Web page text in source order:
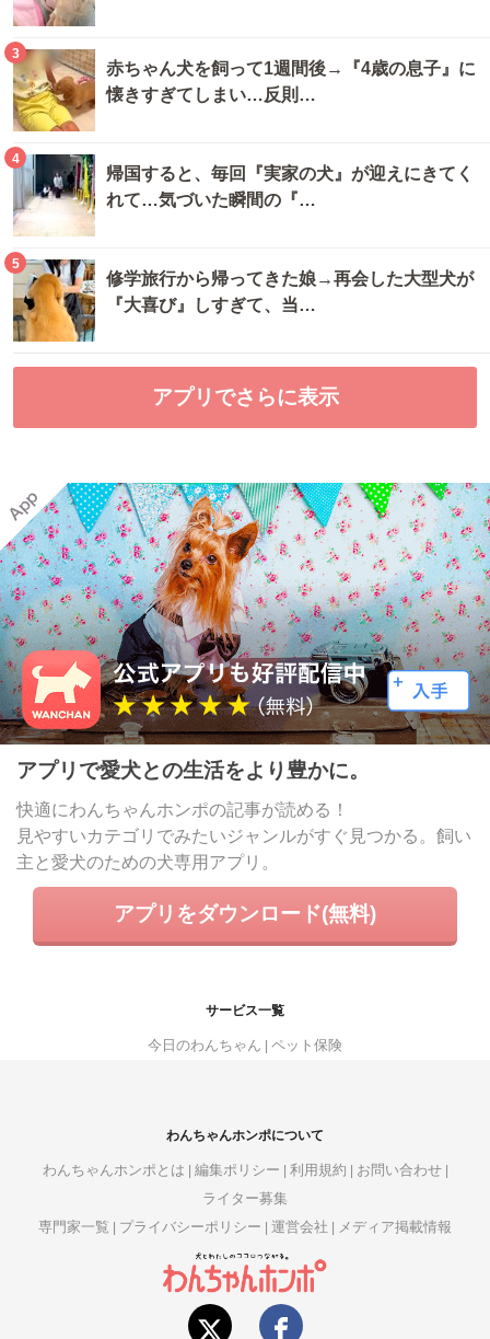
3
赤ちゃん犬を飼って1週間後→『4歳の息子』に
懐きすぎてしまい…反則…
4
帰国すると、毎回『実家の犬』が迎えにきてく
れて…気づいた瞬間の『…
5
修学旅行から帰ってきた娘→再会した大型犬が
『大喜び』しすぎて、当…
アプリでさらに表示
アプリで愛犬との生活をより豊かに。
快適にわんちゃんホンポの記事が読める！
見やすいカテゴリでみたいジャンルがすぐ見つかる。飼い
主と愛犬のための犬専用アプリ。
アプリをダウンロード(無料)
サービス一覧
今日のわんちゃん ペット保険
わんちゃんホンポについて
わんちゃんホンポとは 編集ポリシー 利用規約
お問い合わせ
ライター募集
専門家一覧
プライバシーポリシー 運営会社 メディア掲載情報